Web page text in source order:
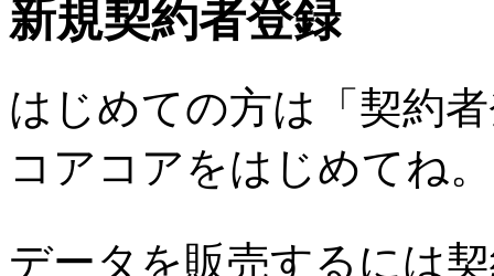
新規契約者登録
はじめての方は「契約
コアコアをはじめてね。
データを販売するには